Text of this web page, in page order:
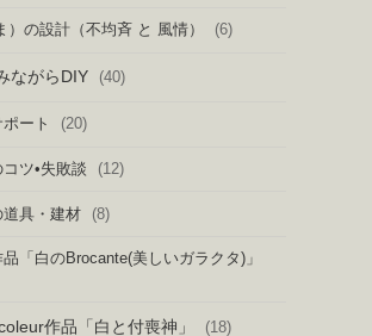
）の設計（不均斉 と 風情） (6)
ながらDIY (40)
ート (20)
コツ•失敗談 (12)
道具・建材 (8)
品「白のBrocante(美しいガラクタ)」
作品「白と付喪神」 (18)